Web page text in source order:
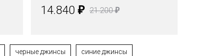
14.840 ₽ 21.200₽
черные джинсы синие джинсы